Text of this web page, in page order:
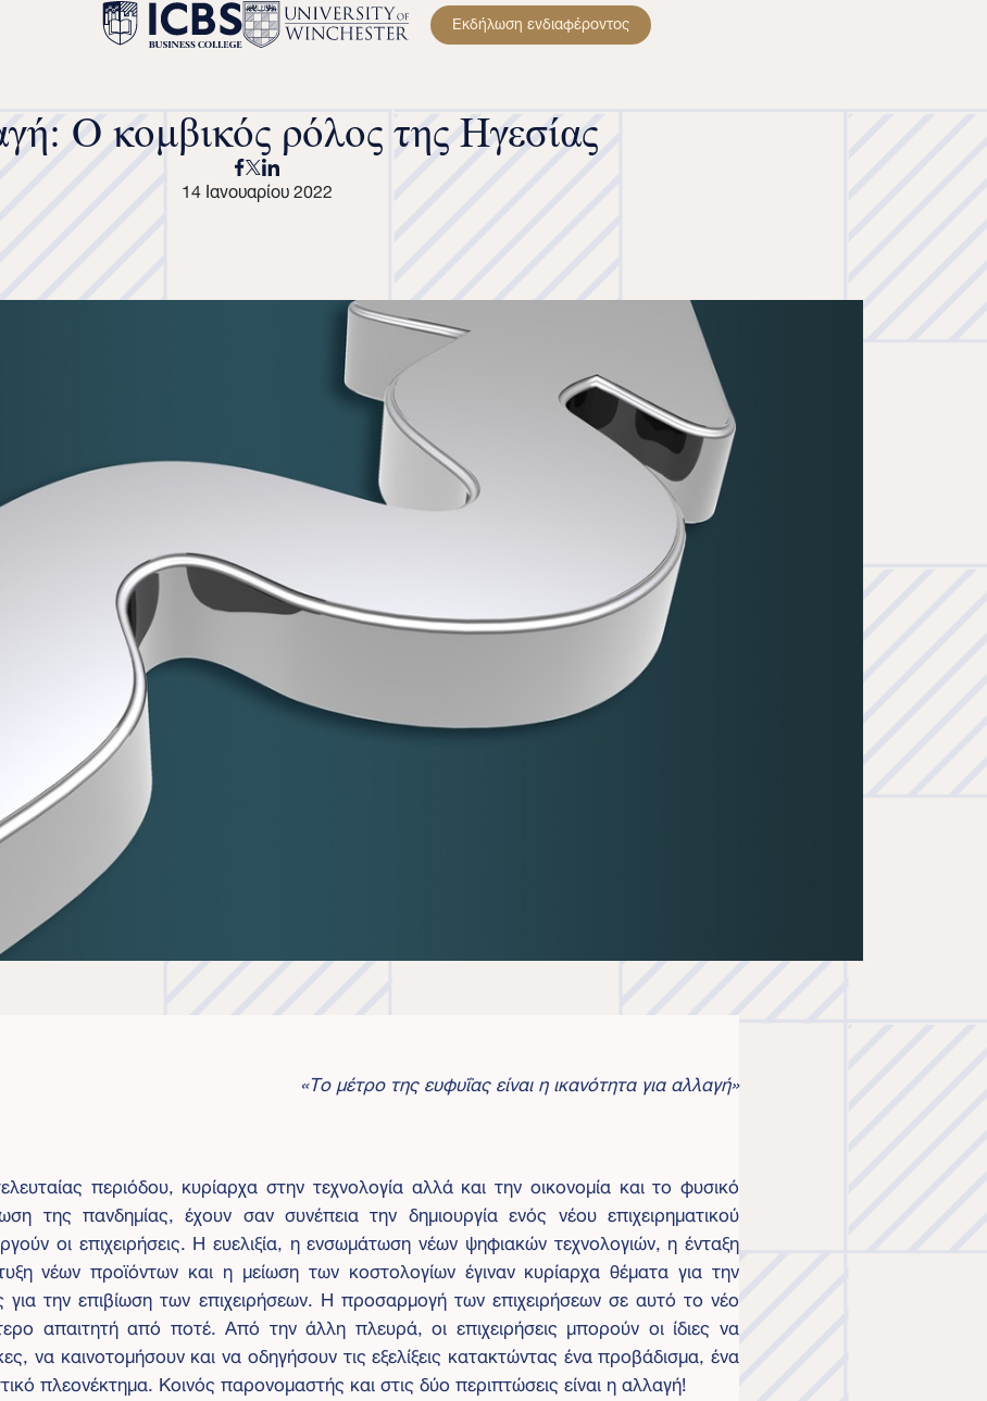
Εκδήλωση ενδιαφέροντος
Ο κομβικός ρόλος της Ηγεσίας
14 Ιανουαρίου 2022
«Το μέτρο της ευφυΐας είναι η ικανότητα για αλλαγή»
περιόδου, κυρίαρχα στην τεχνολογία αλλά και την οικονομία και το φυσικό
της πανδημίας, έχουν σαν συνέπεια την δημιουργία ενός νέου επιχειρηματικού
οι επιχειρήσεις. Η ευελιξία, η ενσωμάτωση νέων ψηφιακών τεχνολογιών, η ένταξη
νέων προϊόντων και η μείωση των κοστολογίων έγιναν κυρίαρχα θέματα για την
την επιβίωση των επιχειρήσεων. Η προσαρμογή των επιχειρήσεων σε αυτό το νέο
απαιτητή από ποτέ. Από την άλλη πλευρά, οι επιχειρήσεις μπορούν οι ίδιες να
να καινοτομήσουν και να οδηγήσουν τις εξελίξεις κατακτώντας ένα προβάδισμα, ένα
πλεονέκτημα. Κοινός παρονομαστής και στις δύο περιπτώσεις είναι η αλλαγή!